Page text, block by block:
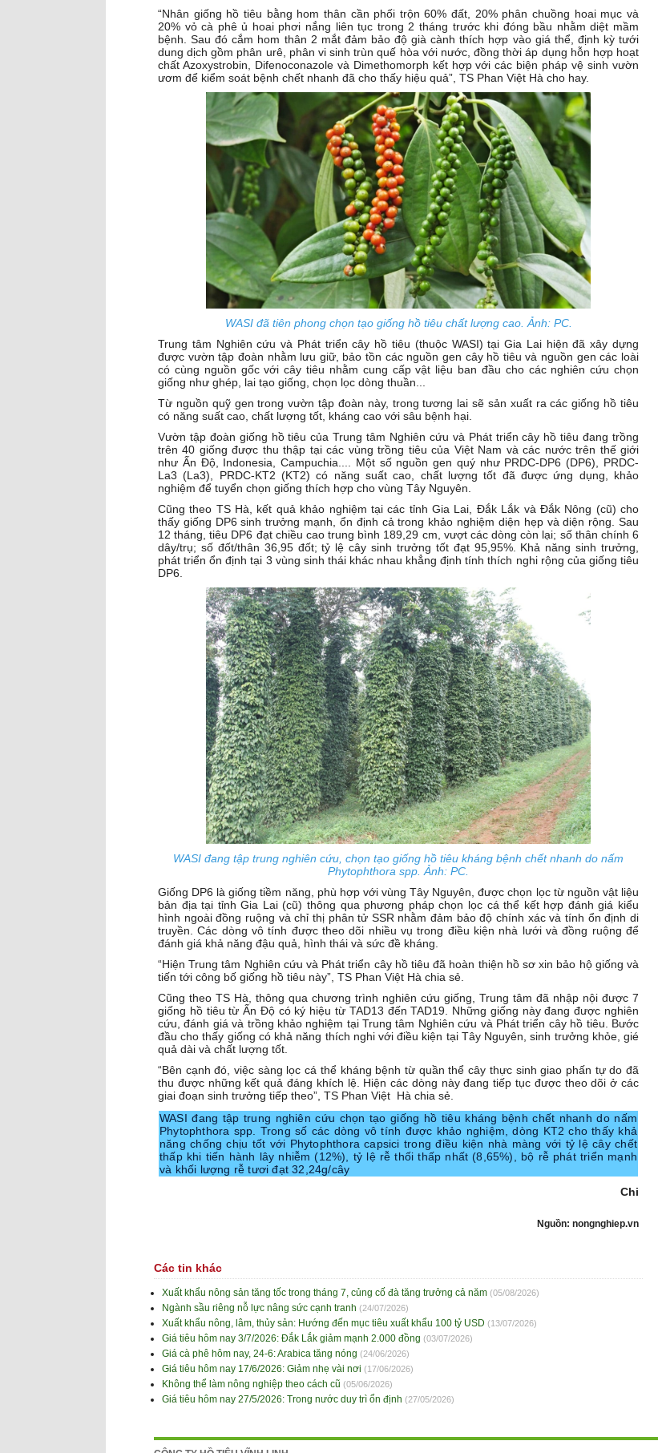
“Nhân giống hồ tiêu bằng hom thân cần phối trộn 60% đất, 20% phân chuồng hoai mục và
20% vỏ cà phê ủ hoai phơi nắng liên tục trong 2 tháng trước khi đóng bầu nhằm diệt mầm
bệnh. Sau đó cắm hom thân 2 mắt đảm bảo độ già cành thích hợp vào giá thể, định kỳ tưới
dung dịch gồm phân urê, phân vi sinh trùn quế hòa với nước, đồng thời áp dụng hỗn hợp hoạt
chất Azoxystrobin, Difenoconazole và Dimethomorph kết hợp với các biện pháp vệ sinh vườn
ươm để kiểm soát bệnh chết nhanh đã cho thấy hiệu quả”, TS Phan Việt Hà cho hay.
WASI đã tiên phong chọn tạo giống hồ tiêu chất lượng cao. Ảnh: PC.
Trung tâm Nghiên cứu và Phát triển cây hồ tiêu (thuộc WASI) tại Gia Lai hiện đã xây dựng
được vườn tập đoàn nhằm lưu giữ, bảo tồn các nguồn gen cây hồ tiêu và nguồn gen các loài
có cùng nguồn gốc với cây tiêu nhằm cung cấp vật liệu ban đầu cho các nghiên cứu chọn
giống như ghép, lai tạo giống, chọn lọc dòng thuần...
Từ nguồn quỹ gen trong vườn tập đoàn này, trong tương lai sẽ sản xuất ra các giống hồ tiêu
có năng suất cao, chất lượng tốt, kháng cao với sâu bệnh hại.
Vườn tập đoàn giống hồ tiêu của Trung tâm Nghiên cứu và Phát triển cây hồ tiêu đang trồng
trên 40 giống được thu thập tại các vùng trồng tiêu của Việt Nam và các nước trên thế giới
như Ấn Độ, Indonesia, Campuchia.... Một số nguồn gen quý như PRDC-DP6 (DP6), PRDC-
La3 (La3), PRDC-KT2 (KT2) có năng suất cao, chất lượng tốt đã được ứng dụng, khảo
nghiệm để tuyển chọn giống thích hợp cho vùng Tây Nguyên.
Cũng theo TS Hà, kết quả khảo nghiệm tại các tỉnh Gia Lai, Đắk Lắk và Đắk Nông (cũ) cho
thấy giống DP6 sinh trưởng mạnh, ổn định cả trong khảo nghiệm diện hẹp và diện rộng. Sau
12 tháng, tiêu DP6 đạt chiều cao trung bình 189,29 cm, vượt các dòng còn lại; số thân chính 6
dây/trụ; số đốt/thân 36,95 đốt; tỷ lệ cây sinh trưởng tốt đạt 95,95%. Khả năng sinh trưởng,
phát triển ổn định tại 3 vùng sinh thái khác nhau khẳng định tính thích nghi rộng của giống tiêu
DP6.
WASI đang tập trung nghiên cứu, chọn tạo giống hồ tiêu kháng bệnh chết nhanh do nấm
Phytophthora spp. Ảnh: PC.
Giống DP6 là giống tiềm năng, phù hợp với vùng Tây Nguyên, được chọn lọc từ nguồn vật liệu
bản địa tại tỉnh Gia Lai (cũ) thông qua phương pháp chọn lọc cá thể kết hợp đánh giá kiểu
hình ngoài đồng ruộng và chỉ thị phân tử SSR nhằm đảm bảo độ chính xác và tính ổn định di
truyền. Các dòng vô tính được theo dõi nhiều vụ trong điều kiện nhà lưới và đồng ruộng để
đánh giá khả năng đậu quả, hình thái và sức đề kháng.
“Hiện Trung tâm Nghiên cứu và Phát triển cây hồ tiêu đã hoàn thiện hồ sơ xin bảo hộ giống và
tiến tới công bố giống hồ tiêu này”, TS Phan Việt Hà chia sẻ.
Cũng theo TS Hà, thông qua chương trình nghiên cứu giống, Trung tâm đã nhập nội được 7
giống hồ tiêu từ Ấn Độ có ký hiệu từ TAD13 đến TAD19. Những giống này đang được nghiên
cứu, đánh giá và trồng khảo nghiệm tại Trung tâm Nghiên cứu và Phát triển cây hồ tiêu. Bước
đầu cho thấy giống có khả năng thích nghi với điều kiện tại Tây Nguyên, sinh trưởng khỏe, gié
quả dài và chất lượng tốt.
“Bên cạnh đó, việc sàng lọc cá thể kháng bệnh từ quần thể cây thực sinh giao phấn tự do đã
thu được những kết quả đáng khích lệ. Hiện các dòng này đang tiếp tục được theo dõi ở các
giai đoạn sinh trưởng tiếp theo”, TS Phan Việt Hà chia sẻ.
WASI đang tập trung nghiên cứu chọn tạo giống hồ tiêu kháng bệnh chết nhanh do nấm
Phytophthora spp. Trong số các dòng vô tính được khảo nghiệm, dòng KT2 cho thấy khả
năng chống chịu tốt với Phytophthora capsici trong điều kiện nhà màng với tỷ lệ cây chết
thấp khi tiến hành lây nhiễm (12%), tỷ lệ rễ thối thấp nhất (8,65%), bộ rễ phát triển mạnh
và khối lượng rễ tươi đạt 32,24g/cây
Chi
Nguồn: nongnghiep.vn
Các tin khác
Xuất khẩu nông sản tăng tốc trong tháng 7, củng cố đà tăng trưởng cả năm (05/08/2026)
Ngành sầu riêng nỗ lực nâng sức cạnh tranh (24/07/2026)
Xuất khẩu nông, lâm, thủy sản: Hướng đến mục tiêu xuất khẩu 100 tỷ USD (13/07/2026)
Giá tiêu hôm nay 3/7/2026: Đắk Lắk giảm mạnh 2.000 đồng (03/07/2026)
Giá cà phê hôm nay, 24-6: Arabica tăng nóng (24/06/2026)
Giá tiêu hôm nay 17/6/2026: Giảm nhẹ vài nơi (17/06/2026)
Không thể làm nông nghiệp theo cách cũ (05/06/2026)
Giá tiêu hôm nay 27/5/2026: Trong nước duy trì ổn định (27/05/2026)